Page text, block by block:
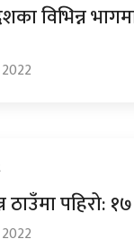
विभिन्न
ठाउँमा पहिरो: